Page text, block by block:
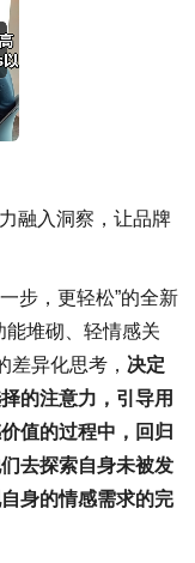
融入洞察，让品牌
步，更轻松”的全新
能堆砌、轻情感关
差异化思考， 决定
的注意力，引导用
值的过程中，回归
去探索自身未被发
身的情感需求的完